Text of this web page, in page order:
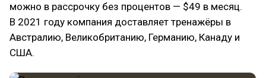
можно в рассрочку без процентов — $49 в месяц.
В 2021 году компания доставляет тренажёры в
Австралию, Великобританию, Германию, Канаду и
США.